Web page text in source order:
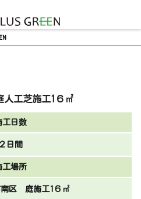
工芝施工1６㎡
工日数
２日間
工場所
南区 庭施工1６㎡